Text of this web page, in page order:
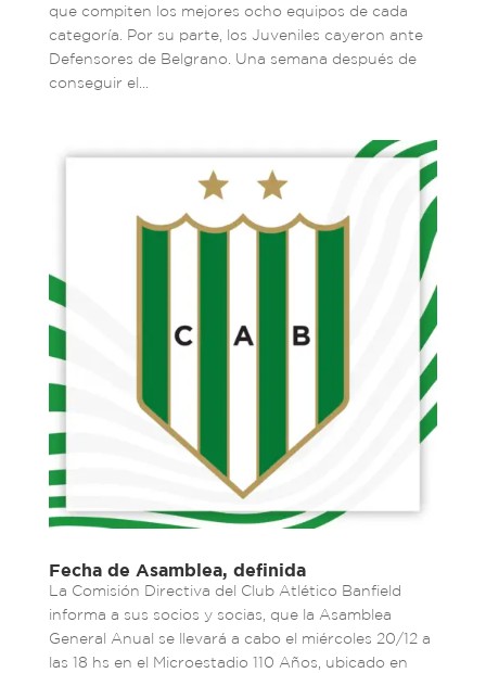
que compiten los mejores ocho equipos de cada
categoría. Por su parte, los Juveniles cayeron ante
Defensores de Belgrano. Una semana después de
conseguir el...
Fecha de Asamblea, definida
La Comisión Directiva del Club Atlético Banfield
informa a sus socios y socias, que la Asamblea
General Anual se llevará a cabo el miércoles 20/12 a
las 18 hs en el Microestadio 110 Años, ubicado en